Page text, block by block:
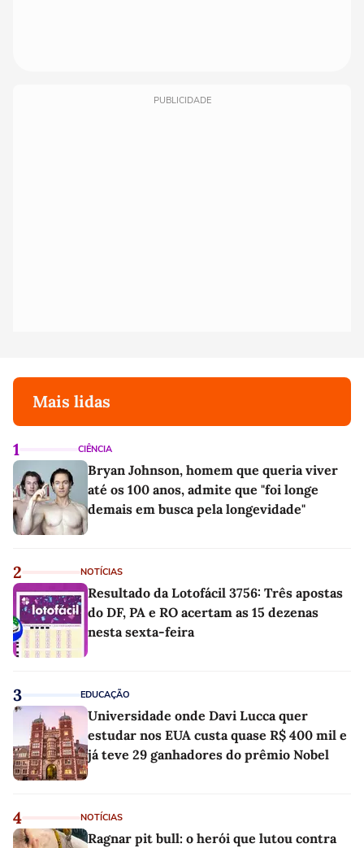
PUBLICIDADE
Mais lidas
1 CIÊNCIA
Bryan Johnson, homem que queria viver
até os 100 anos, admite que "foi longe
demais em busca pela longevidade"
2 NOTÍCIAS
Resultado da Lotofácil 3756: Três apostas
do DF, PA e RO acertam as 15 dezenas
nesta sexta-feira
3 EDUCAÇÃO
Universidade onde Davi Lucca quer
estudar nos EUA custa quase R$ 400 mil e
já teve 29 ganhadores do prêmio Nobel
4 NOTÍCIAS
Ragnar pit bull: o herói que lutou contra